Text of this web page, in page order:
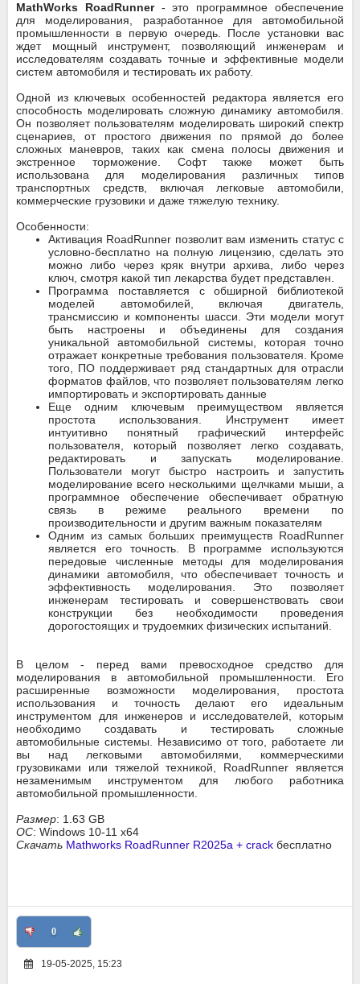
MathWorks RoadRunner- это программное обеспечение
для моделирования, разработанное для автомобильной
промышленности в первую очередь. После установки вас
ждет мощный инструмент, позволяющий инженерам и
исследователям создавать точные и эффективные модели
систем автомобиля и тестировать их работу.
Одной из ключевых особенностей редактора является его
способность моделировать сложную динамику автомобиля.
Он позволяет пользователям моделировать широкий спектр
сценариев, от простого движения по прямой до более
сложных маневров, таких как смена полосы движения и
экстренное торможение. Софт также может быть
использована для моделирования различных типов
транспортных средств, включая легковые автомобили,
коммерческие грузовики и даже тяжелую технику.
Особенности:
Активация RoadRunner позволит вам изменить статус с
условно-бесплатно на полную лицензию, сделать это
можно либо через кряк внутри архива, либо через
ключ, смотря какой тип лекарства будет представлен.
Программа поставляется с обширной библиотекой
моделей автомобилей, включая двигатель,
трансмиссию и компоненты шасси. Эти модели могут
быть настроены и объединены для создания
уникальной автомобильной системы, которая точно
отражает конкретные требования пользователя. Кроме
того, ПО поддерживает ряд стандартных для отрасли
форматов файлов, что позволяет пользователям легко
импортировать и экспортировать данные
Еще одним ключевым преимуществом является
простота использования. Инструмент имеет
интуитивно понятный графический интерфейс
пользователя, который позволяет легко создавать,
редактировать и запускать моделирование.
Пользователи могут быстро настроить и запустить
моделирование всего несколькими щелчками мыши, а
программное обеспечение обеспечивает обратную
связь в режиме реального времени по
производительности и другим важным показателям
Одним из самых больших преимуществ RoadRunner
является его точность. В программе используются
передовые численные методы для моделирования
динамики автомобиля, что обеспечивает точность и
эффективность моделирования. Это позволяет
инженерам тестировать и совершенствовать свои
конструкции без необходимости проведения
дорогостоящих и трудоемких физических испытаний.
В целом - перед вами превосходное средство для
моделирования в автомобильной промышленности. Его
расширенные возможности моделирования, простота
использования и точность делают его идеальным
инструментом для инженеров и исследователей, которым
необходимо создавать и тестировать сложные
автомобильные системы. Независимо от того, работаете ли
вы над легковыми автомобилями, коммерческими
грузовиками или тяжелой техникой, RoadRunner является
незаменимым инструментом для любого работника
автомобильной промышленности.
Размер: 1.63 GB
ОС: Windows 10-11 x64
Скачать Mathworks RoadRunner R2025a + crack бесплатно
0
19-05-2025, 15:23